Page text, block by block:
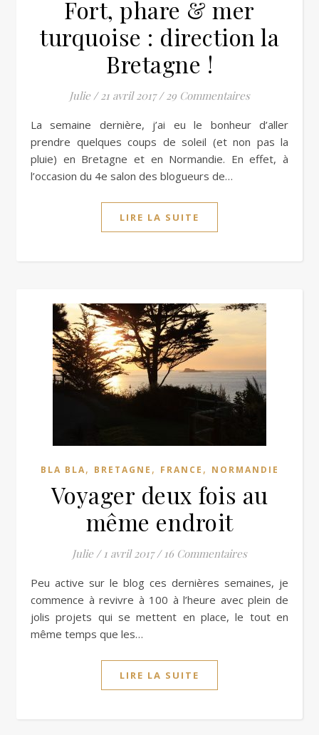
Fort, phare & mer
turquoise : direction la
Bretagne !
Julie / 21 avril 2017 / 29 Commentaires
La semaine dernière, j’ai eu le bonheur d’aller
prendre quelques coups de soleil (et non pas la
pluie) en Bretagne et en Normandie. En effet, à
l’occasion du 4e salon des blogueurs de…
LIRE LA SUITE
BLA BLA, BRETAGNE , FRANCE , NORMANDIE
Voyager deux fois au
même endroit
Julie / 1 avril 2017 / 16 Commentaires
Peu active sur le blog ces dernières semaines, je
commence à revivre à 100 à l’heure avec plein de
jolis projets qui se mettent en place, le tout en
même temps que les…
LIRE LA SUITE